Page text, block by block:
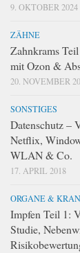
9. OKTOBER 2024
ZÄHNE
Zahnkrams
mit Ozon &
20. NOVEMBER
SONSTIGES
Datenschutz –
Netflix,
WLAN & Co.
17. APRIL 2018
ORGANE &
Impfen Teil 1:
Studie,